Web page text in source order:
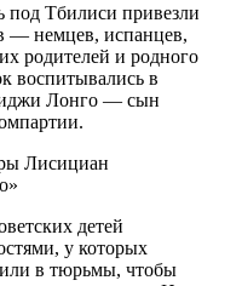
под Тбилиси привезли
— немцев, испанцев,
родителей и родного
воспитывались в
Лонго — сын
детей
у которых
в тюрьмы, чтобы